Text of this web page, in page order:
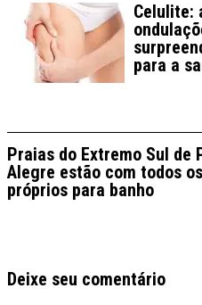
Celulite:
para a
Praias do Extremo Sul de
Alegre estão com todos
próprios para banho
Deixe seu comentário